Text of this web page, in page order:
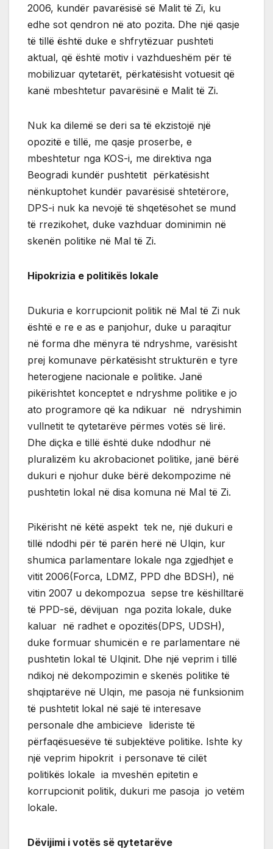
2006, kundër pavarësisë së Malit të Zi, ku
edhe sot qendron në ato pozita. Dhe një qasje
të tillë është duke e shfrytëzuar pushteti
aktual, që është motiv i vazhdueshëm për të
mobilizuar qytetarët, përkatësisht votuesit që
kanë mbeshtetur pavarësinë e Malit të Zi.
Nuk ka dilemë se deri sa të ekzistojë një
opozitë e tillë, me qasje proserbe, e
mbeshtetur nga KOS-i, me direktiva nga
Beogradi kundër pushtetit përkatësisht
nënkuptohet kundër pavarësisë shtetërore,
DPS-i nuk ka nevojë të shqetësohet se mund
të rrezikohet, duke vazhduar dominimin në
skenën politike në Mal të Zi.
Hipokrizia e politikës lokale
Dukuria e korrupcionit politik në Mal të Zi nuk
është e re e as e panjohur, duke u paraqitur
në forma dhe mënyra të ndryshme, varësisht
prej komunave përkatësisht strukturën e tyre
heterogjene nacionale e politike. Janë
pikërishtet konceptet e ndryshme politike e jo
ato programore që ka ndikuar në ndryshimin
vullnetit te qytetarëve përmes votës së lirë.
Dhe diçka e tillë është duke ndodhur në
pluralizëm ku akrobacionet politike, janë bërë
dukuri e njohur duke bërë dekompozime në
pushtetin lokal në disa komuna në Mal të Zi.
Pikërisht në këtë aspekt tek ne, një dukuri e
tillë ndodhi për të parën herë në Ulqin, kur
shumica parlamentare lokale nga zgjedhjet e
vitit 2006(Forca, LDMZ, PPD dhe BDSH), në
vitin 2007 u dekompozua sepse tre këshilltarë
të PPD-së, dëvijuan nga pozita lokale, duke
kaluar në radhet e opozitës(DPS, UDSH),
duke formuar shumicën e re parlamentare në
pushtetin lokal të Ulqinit. Dhe një veprim i tillë
ndikoj në dekompozimin e skenës politike të
shqiptarëve në Ulqin, me pasoja në funksionim
të pushtetit lokal në sajë të interesave
personale dhe ambicieve lideriste të
përfaqësuesëve të subjektëve politike. Ishte ky
një veprim hipokrit i personave të cilët
politikës lokale ia mveshën epitetin e
korrupcionit politik, dukuri me pasoja jo vetëm
lokale.
Dëvijimi i votës së qytetarëve